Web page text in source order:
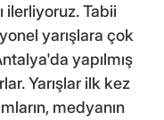
ilerliyoruz. Tabii
yarışlara çok
yapılmış
Yarışlar ilk kez
medyanın